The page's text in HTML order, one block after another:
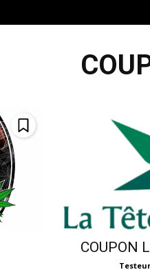
COUPON